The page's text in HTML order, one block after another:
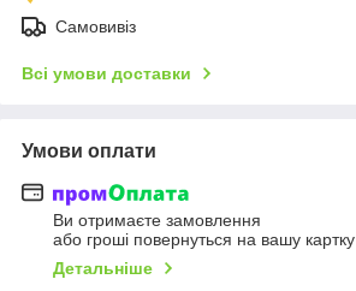
Самовивіз
Всі умови доставки
Умови оплати
Ви отримаєте замовлення
або гроші повернуться на вашу картку
Детальніше